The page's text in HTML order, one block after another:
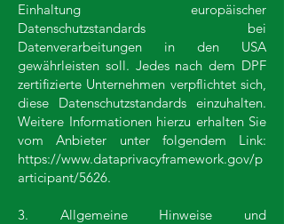
Einhaltung europäischer
Datenschutzstandards bei
Datenverarbeitungen in den USA
gewährleisten soll. Jedes nach dem DPF
zertifizierte Unternehmen verpflichtet sich,
diese Datenschutzstandards einzuhalten.
Weitere Informationen hierzu erhalten Sie
vom Anbieter unter folgendem Link:
https://www.dataprivacyframework.gov/p
articipant/5626.
3. Allgemeine Hinweise und